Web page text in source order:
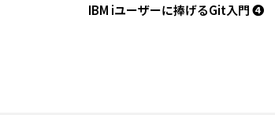
IBM iユーザーに捧げるGit入門 ❹